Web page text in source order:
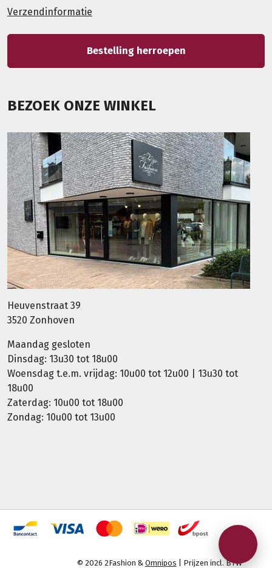
Verzendinformatie
Bestelling herroepen
BEZOEK ONZE WINKEL
Heuvenstraat 39
3520 Zonhoven
Maandag gesloten
Dinsdag: 13u30 tot 18u00
Woensdag t.e.m. vrijdag: 10u00 tot 12u00 | 13u30 tot
18u00
Zaterdag: 10u00 tot 18u00
Zondag: 10u00 tot 13u00
© 2026 2Fashion & Omnipos | Prijzen incl. BTW